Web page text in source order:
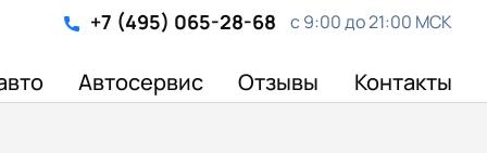
+7 (495) 065-28-68 с 9:00 до 21:00 МСК
Автосервис Отзывы Контакты